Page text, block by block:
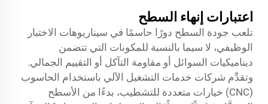
اعتبارات إنهاء السطح
تلعب جودة السطح دورًا حاسمًا في سيناريوهات الاختبار
الوظيفي، لا سيما بالنسبة للمكونات التي تتضمن
ديناميكيات السوائل أو مقاومة التآكل أو التقييم الجمالي.
وتقدِّم شركات خدمات التشغيل الآلي باستخدام الحاسوب
(CNC) خيارات متعددة للتشطيب، بدءًا من الأسطح